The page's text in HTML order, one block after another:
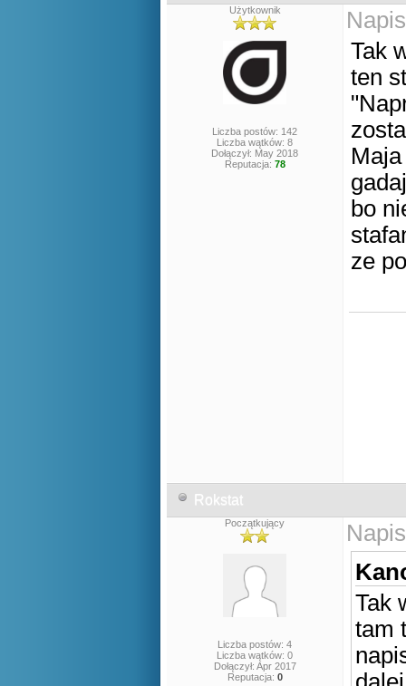
Użytkownik
Liczba postów: 142
Liczba wątków: 8
Dołączył: May 2018
Reputacja: 78
Tak
ten
bo
ze
Rokstat
Początkujący
Liczba postów: 4
Liczba wątków: 0
Dołączył: Apr 2017
Reputacja: 0
Tak
tam